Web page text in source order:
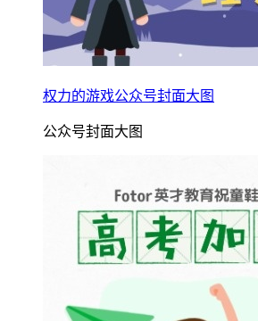
权力的游戏公众号封面大图
公众号封面大图